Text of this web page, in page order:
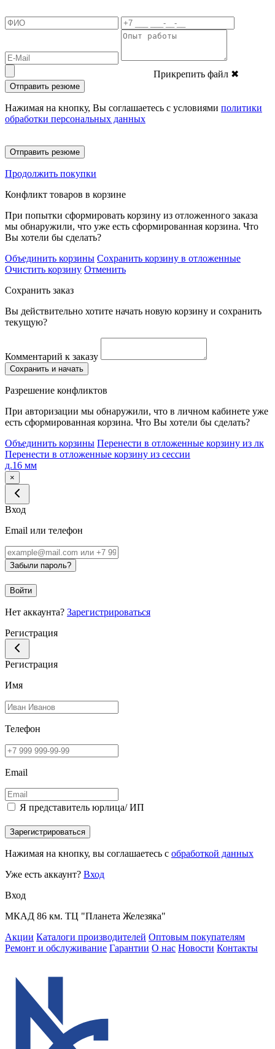
Прикрепить файл ✖
Отправить резюме
Нажимая на кнопку, Вы соглашаетесь с условиями политики
обработки персональных данных
Отправить резюме
Продолжить покупки
Конфликт товаров в корзине
При попытки сформировать корзину из отложенного заказа
мы обнаружили, что уже есть сформированная корзина. Что
Вы хотели бы сделать?
Объединить корзины Сохранить корзину в отложенные
Очистить корзину Отменить
Сохранить заказ
Вы действительно хотите начать новую корзину и сохранить
текущую?
Комментарий к заказу
Сохранить и начать
Разрешение конфликтов
При авторизации мы обнаружили, что в личном кабинете уже
есть сформированная корзина. Что Вы хотели бы сделать?
Объединить корзины Перенести в отложенные корзину из лк
Перенести в отложенные корзину из сессии
д.16 мм
×
Вход
Email или телефон
Забыли пароль?
Войти
Нет аккаунта? Зарегистрироваться
Регистрация
Регистрация
Имя
Телефон
Email
Я представитель юрлица/ ИП
Зарегистрироваться
Нажимая на кнопку, вы соглашаетесь с обработкой данных
Уже есть аккаунт? Вход
Вход
МКАД 86 км. ТЦ "Планета Железяка"
Акции Каталоги производителей Оптовым покупателям
Ремонт и обслуживание Гарантии О нас Новости Контакты